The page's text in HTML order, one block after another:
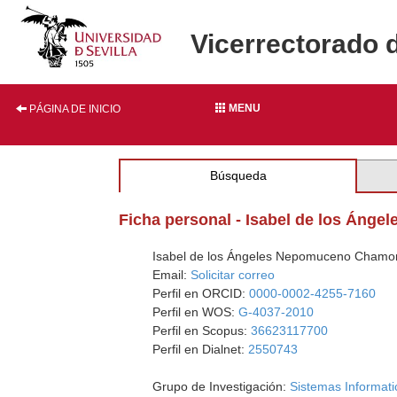
Vicerrectorado
PÁGINA DE INICIO MENU
Búsqueda
Ficha personal - Isabel de los
Isabel de los Ángeles Nepomuceno
Email: Solicitar correo
Perfil en ORCID:0000-0002-4255-7160
Perfil en WOS:G-4037-2010
Perfil en Scopus:36623117700
Perfil en Dialnet: 2550743
Grupo de Investigación: Sistemas